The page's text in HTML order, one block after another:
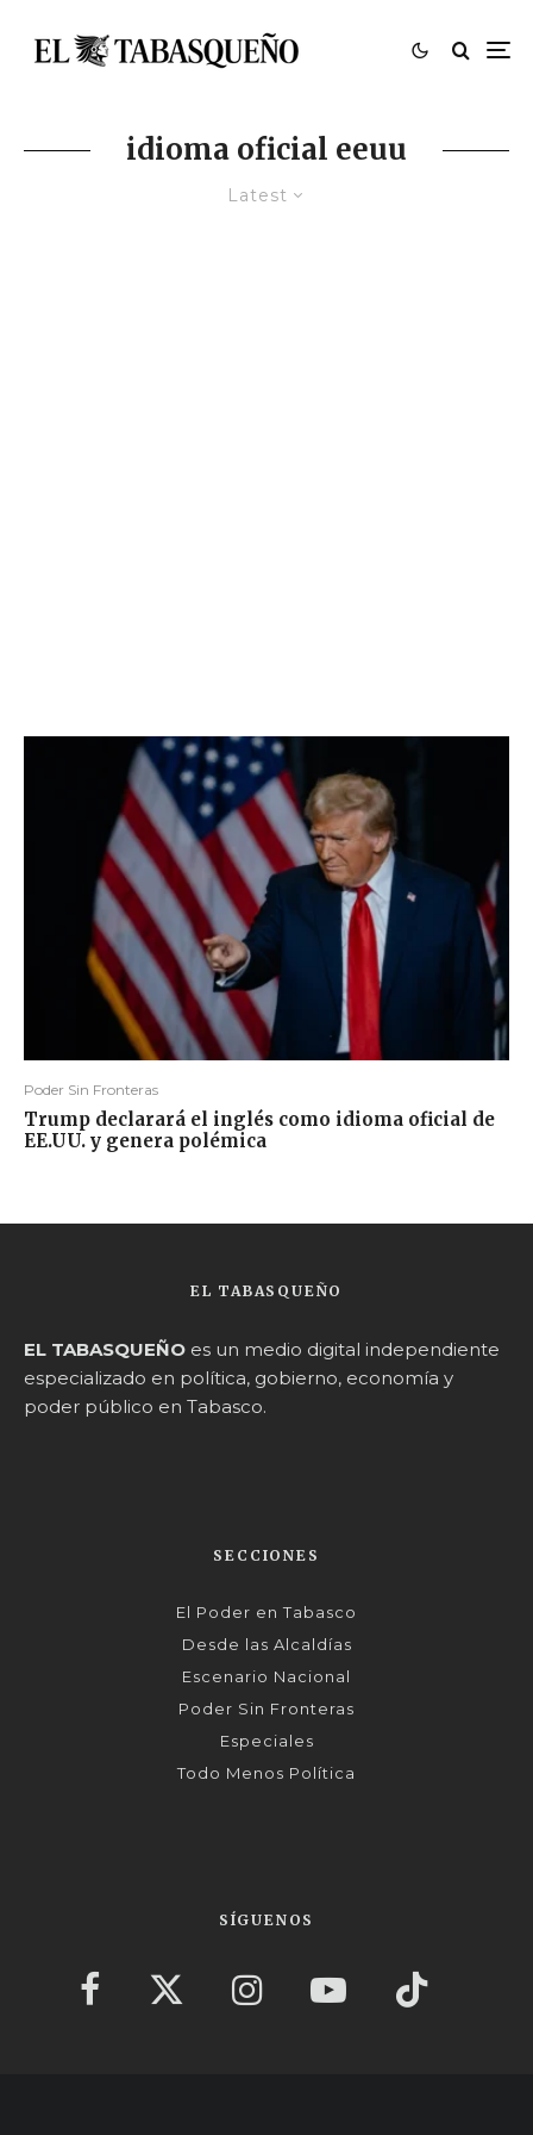
idioma oficial eeuu
Latest
Poder Sin Fronteras
Trump declarará el inglés como idioma oficial de
EE.UU. y genera polémica
EL TABASQUEÑO
EL TABASQUEÑO es un medio digital independiente
especializado en política, gobierno, economía y
poder público en Tabasco.
SECCIONES
El Poder en Tabasco
Desde las Alcaldías
Escenario Nacional
Poder Sin Fronteras
Especiales
Todo Menos Política
SÍGUENOS